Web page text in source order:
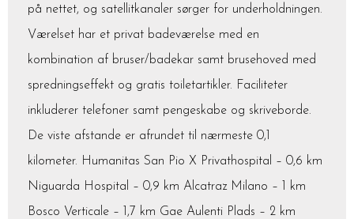
på nettet, og satellitkanaler sørger for underholdningen.
Værelset har et privat badeværelse med en
kombination af bruser/badekar samt brusehoved med
spredningseffekt og gratis toiletartikler. Faciliteter
inkluderer telefoner samt pengeskabe og skriveborde.
De viste afstande er afrundet til nærmeste 0,1
kilometer. Humanitas San Pio X Privathospital – 0,6 km
Niguarda Hospital – 0,9 km Alcatraz Milano – 1 km
Bosco Verticale – 1,7 km Gae Aulenti Plads – 2 km